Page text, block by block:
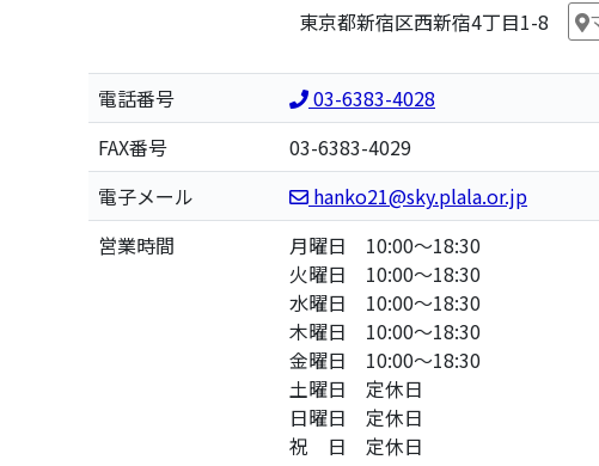
東京都新宿区西新宿4丁目1-8
電話番号
03-6383-4028
FAX番号
03-6383-4029
電子メール
hanko21@sky.plala.or.jp
営業時間
月曜日 10:00～18:30
火曜日 10:00～18:30
水曜日 10:00～18:30
木曜日 10:00～18:30
金曜日 10:00～18:30
土曜日 定休日
日曜日 定休日
祝 日 定休日